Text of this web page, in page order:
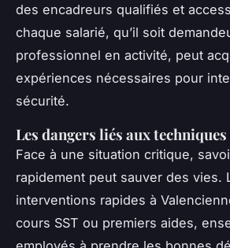
des encadreurs qualifiés et
chaque salarié, qu’il soit
professionnel en activité, peut
expériences nécessaires pour
sécurité.
Les dangers liés aux techniques
Face à une situation critique,
rapidement peut sauver des vies.
interventions rapides à
cours SST ou premiers aides,